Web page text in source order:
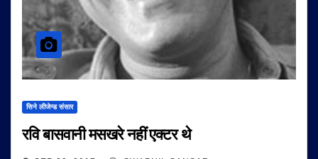
सिने लीजेन्ड संसार
रवि बासवानी मसखरे नहीं एक्टर थे